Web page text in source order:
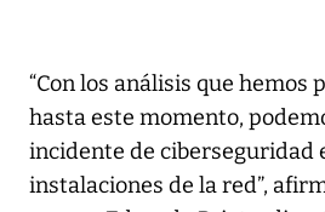
“Con los análisis que hemos
hasta este momento,
incidente de ciberseguridad
instalaciones de la red”,